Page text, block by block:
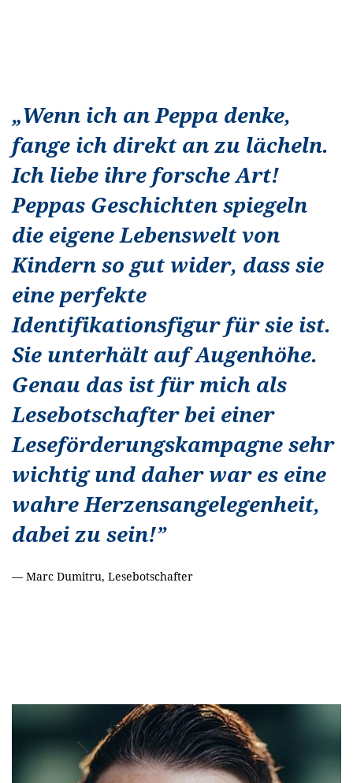
„Wenn ich an Peppa denke,
fange ich direkt an zu lächeln.
Ich liebe ihre forsche Art!
Peppas Geschichten spiegeln
die eigene Lebenswelt von
Kindern so gut wider, dass sie
eine perfekte
Identifikationsfigur für sie ist.
Sie unterhält auf Augenhöhe.
Genau das ist für mich als
Lesebotschafter bei einer
Leseförderungskampagne sehr
wichtig und daher war es eine
wahre Herzensangelegenheit,
dabei zu sein!”
— Marc Dumitru, Lesebotschafter